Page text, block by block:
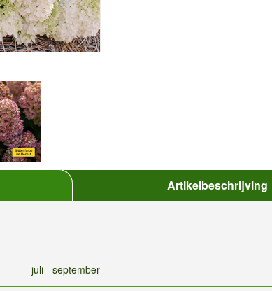
Artikelbeschrijving
juli - september